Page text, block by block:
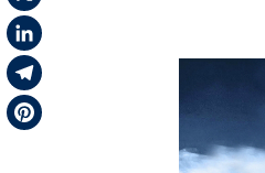
X
LinkedIn
Telegram